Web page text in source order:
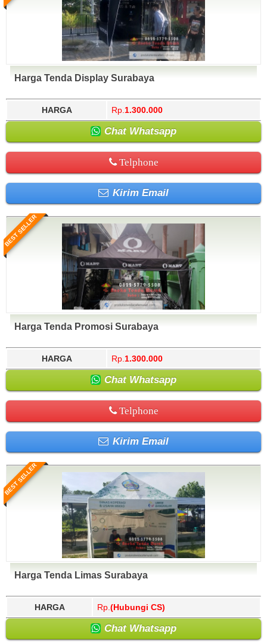
Harga Tenda Display Surabaya
HARGA Rp. 1.300.000
Chat Whatsapp
Telphone
Kirim Email
BEST SELLER
Harga Tenda Promosi Surabaya
HARGA Rp. 1.300.000
Chat Whatsapp
Telphone
Kirim Email
BEST SELLER
Harga Tenda Limas Surabaya
HARGA Rp. (Hubungi CS)
Chat Whatsapp